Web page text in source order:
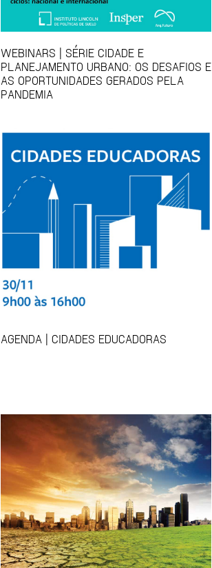
WEBINARS | SÉRIE CIDADE E
PLANEJAMENTO URBANO: OS DESAFIOS E
AS OPORTUNIDADES GERADOS PELA
PANDEMIA
AGENDA | CIDADES EDUCADORAS